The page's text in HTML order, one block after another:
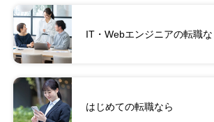
IT・Webエンジニアの転職な
はじめての転職なら